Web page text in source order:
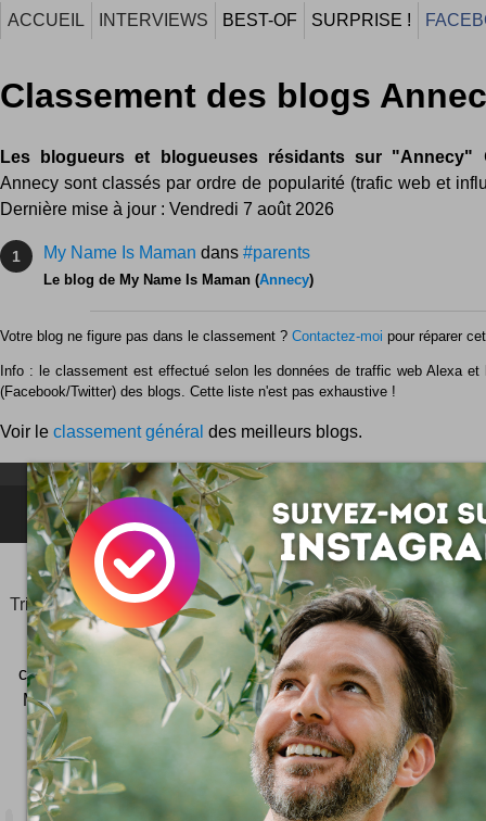
ACCUEIL INTERVIEWS BEST-OF SURPRISE !
Classement des blogs
Les blogueurs et blogueuses résidants sur "Annecy"
Annecy sont classés par ordre de popularité (trafic web et
Dernière mise à jour : Vendredi 7 août 2026
1 My Name Is Maman dans #parents
Le blog de My Name Is Maman (Annecy)
Votre blog ne figure pas dans le classement ? Contactez-moi pour réparer
Info : le classement est effectué selon les données de traffic web Alexa et
(Facebook/Twitter) des blogs. Cette liste n'est pas exhaustive !
Voir le classement général des meilleurs blogs.
NEWSLETTER FOR EVER !
©2006- 2025 JeudiPhoto.netleblog lifestyle
Simon
TripnauxContent Manager, créateur du hashtag#JeudiPhoto
et ambassadeur
#CotedAzurFrance
créateur de Wekideaex Consultant SEO à Nice - Cannes -
Monaco - Photographe - Responsable Com' #COMTERR
Beaulieu-sur-Mer- 06 32 64 61 33